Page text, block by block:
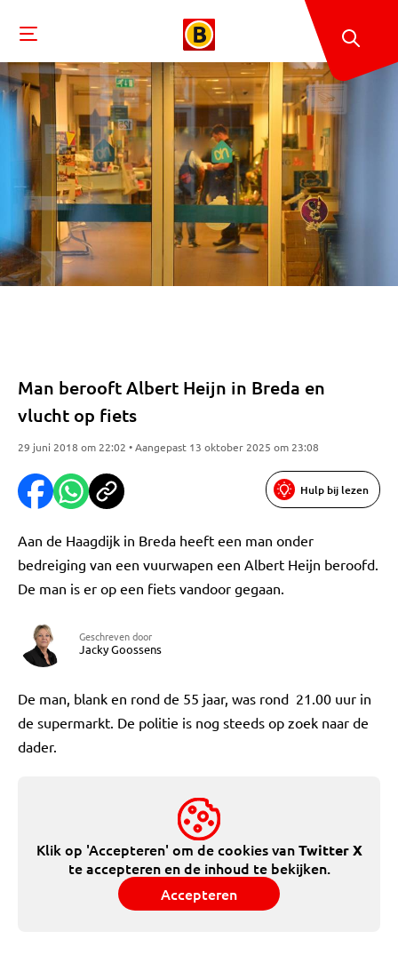
Man berooft Albert Heijn in Breda en
vlucht op fiets
29 juni 2018 om 22:02 • Aangepast 13 oktober 2025 om 23:08
Hulp bij lezen
Aan de Haagdijk in Breda heeft een man onder
bedreiging van een vuurwapen een Albert Heijn beroofd.
De man is er op een fiets vandoor gegaan.
Geschreven door
Jacky Goossens
De man, blank en rond de 55 jaar, was rond 21.00 uur in
de supermarkt. De politie is nog steeds op zoek naar de
dader.
Klik op 'Accepteren' om de cookies vanTwitter X
te accepteren en de inhoud te bekijken.
Accepteren